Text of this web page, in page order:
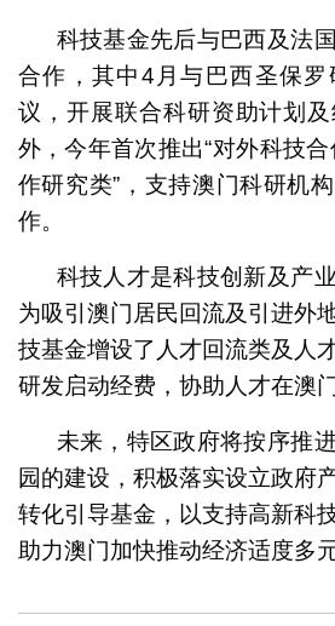
科技基金先后与巴西及法
合作，其中4月与巴西圣保
议，开展联合科研资助计划
外，今年首次推出“对外科技
作研究类”，支持澳门科研机
作。
科技人才是科技创新及产
为吸引澳门居民回流及引进外
技基金增设了人才回流类及人
研发启动经费，协助人才在澳
未来，特区政府将按序推
园的建设，积极落实设立政府
转化引导基金，以支持高新科
助力澳门加快推动经济适度多元